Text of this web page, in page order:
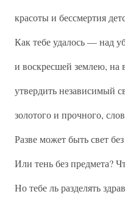
красоты и бессмертия
Как тебе удалось — над
и воскресшей землею, на
утвердить независимый
золотого и прочного,
Разве может быть свет
Или тень без предмета?
Но тебе ль разделять